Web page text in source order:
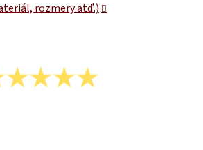
rozmery atď.)